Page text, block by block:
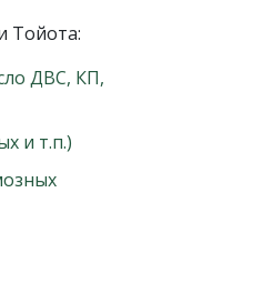
Тойота:
ДВС, КП,
и т.п.)